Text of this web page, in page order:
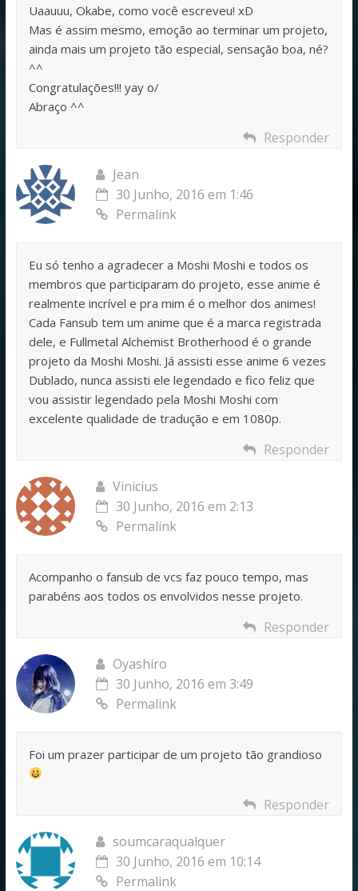
Uaauuu, Okabe, como você escreveu! xD
Mas é assim mesmo, emoção ao terminar um projeto,
ainda mais um projeto tão especial, sensação boa, né?
^^
Congratulações!!! yay o/
Abraço ^^
Responder
Jean
30 Junho, 2016 em 1:46
Permalink
Eu só tenho a agradecer a Moshi Moshi e todos os
membros que participaram do projeto, esse anime é
realmente incrível e pra mim é o melhor dos animes!
Cada Fansub tem um anime que é a marca registrada
dele, e Fullmetal Alchemist Brotherhood é o grande
projeto da Moshi Moshi. Já assisti esse anime 6 vezes
Dublado, nunca assisti ele legendado e fico feliz que
vou assistir legendado pela Moshi Moshi com
excelente qualidade de tradução e em 1080p.
Responder
Vinicius
30 Junho, 2016 em 2:13
Permalink
Acompanho o fansub de vcs faz pouco tempo, mas
parabéns aos todos os envolvidos nesse projeto.
Responder
Oyashiro
30 Junho, 2016 em 3:49
Permalink
Foi um prazer participar de um projeto tão grandioso
Responder
soumcaraqualquer
30 Junho, 2016 em 10:14
Permalink